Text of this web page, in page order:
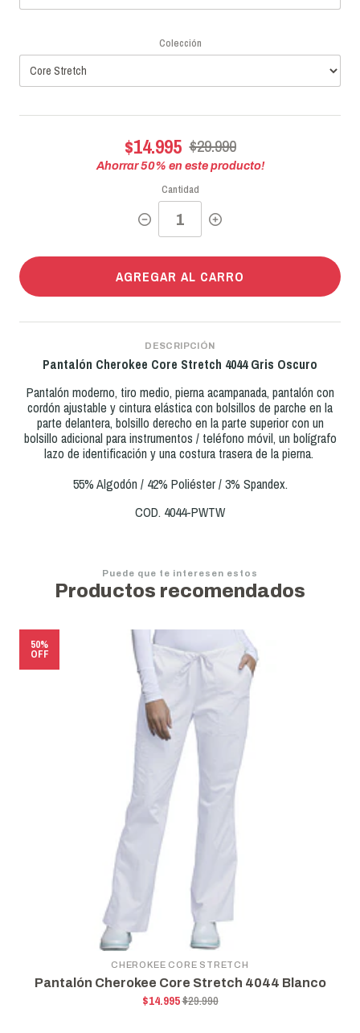
Colección
$14.995 $29.990
Ahorrar50% en este producto!
Cantidad
AGREGAR AL CARRO
DESCRIPCIÓN
Pantalón Cherokee Core Stretch 4044 Gris Oscuro
Pantalón moderno, tiro medio, pierna acampanada, pantalón con
cordón ajustable y cintura elástica con bolsillos de parche en la
parte delantera, bolsillo derecho en la parte superior con un
bolsillo adicional para instrumentos / teléfono móvil, un bolígrafo
lazo de identificación y una costura trasera de la pierna.
55% Algodón / 42% Poliéster / 3% Spandex.
COD. 4044-PWTW
Puede que te interesen estos
Productos recomendados
50%
OFF
CHEROKEE CORE STRETCH
Pantalón Cherokee Core Stretch 4044 Blanco
$14.995$29.990